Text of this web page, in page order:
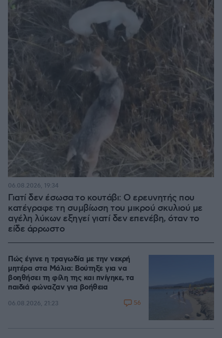
Γιατί δεν έσωσα το κουτάβι: Ο ερευνητής που
κατέγραφε τη συμβίωση του μικρού σκυλιού με
αγέλη λύκων εξηγεί γιατί δεν επενέβη, όταν το
είδε άρρωστο
06.08.2026, 19:34
Πώς έγινε η τραγωδία με την νεκρή
μητέρα στα Μάλια: Βούτηξε για να
βοηθήσει τη φίλη της και πνίγηκε, τα
παιδιά φώναζαν για βοήθεια
06.08.2026, 21:23 56